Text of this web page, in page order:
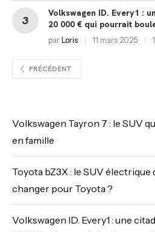
Volkswagen ID. Every1 :
20 000 € qui pourrait
parLoris 11 mars 2025
PRÉCÉDENT
Volkswagen Tayron 7 : le SUV
en famille
Toyota bZ3X : le SUV
changer pour Toyota ?
Volkswagen ID. Every1 : une